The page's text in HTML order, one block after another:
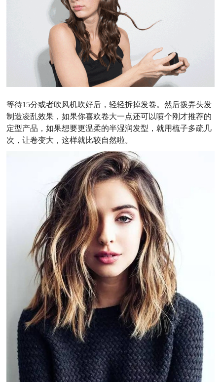
等待15分或者吹风机吹好后，轻轻拆掉发卷。然后拨弄头发
制造凌乱效果，如果你喜欢卷大一点还可以喷个刚才推荐的
定型产品，如果想要更温柔的半湿润发型，就用梳子多疏几
次，让卷变大，这样就比较自然啦。